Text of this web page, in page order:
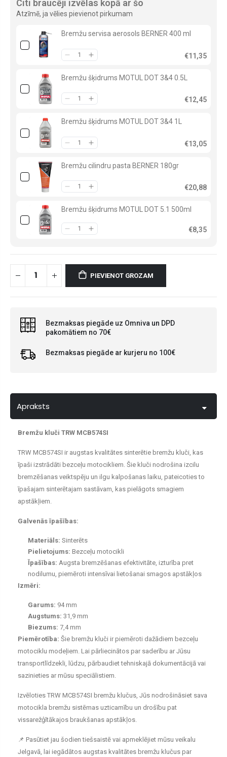
Citi braucēji izvēlas kopā ar šo
Atzīmē, ja vēlies pievienot pirkumam
Bremžu servisa aerosols BERNER 400 ml
€11,35
Bremžu šķidrums MOTUL DOT 3&4 0.5L
€12,45
Bremžu šķidrums MOTUL DOT 3&4 1L
€13,05
Bremžu cilindru pasta BERNER 180gr
€20,88
Bremžu šķidrums MOTUL DOT 5.1 500ml
€8,35
PIEVIENOT GROZAM
Bezmaksas piegāde uz Omniva un DPD
pakomātiem no 70€
Bezmaksas piegāde ar kurjeru no 100€
Apraksts
Bremžu kluči TRW MCB574SI
TRW MCB574SI ir augstas kvalitātes sinterētie bremžu kluči, kas
īpaši izstrādāti bezceļu motocikliem. Šie kluči nodrošina izcilu
bremzēšanas veiktspēju un ilgu kalpošanas laiku, pateicoties to
īpašajam sinterētajam sastāvam, kas pielāgots smagiem
apstākļiem.
Galvenās īpašības:
Materiāls: Sinterēts
Pielietojums: Bezceļu motocikli
Īpašības: Augsta bremzēšanas efektivitāte, izturība pret
nodilumu, piemēroti intensīvai lietošanai smagos apstākļos
Izmēri:
Garums: 94 mm
Augstums: 31,9 mm
Biezums: 7,4 mm
Piemērotība: Šie bremžu kluči ir piemēroti dažādiem bezceļu
motociklu modeļiem. Lai pārliecinātos par saderību ar Jūsu
transportlīdzekli, lūdzu, pārbaudiet tehniskajā dokumentācijā vai
sazinieties ar mūsu speciālistiem.
Izvēloties TRW MCB574SI bremžu klučus, Jūs nodrošināsiet sava
motocikla bremžu sistēmas uzticamību un drošību pat
vissarežģītākajos braukšanas apstākļos.
📌 Pasūtiet jau šodien tiešsaistē vai apmeklējiet mūsu veikalu
Jelgavā, lai iegādātos augstas kvalitātes bremžu klučus par